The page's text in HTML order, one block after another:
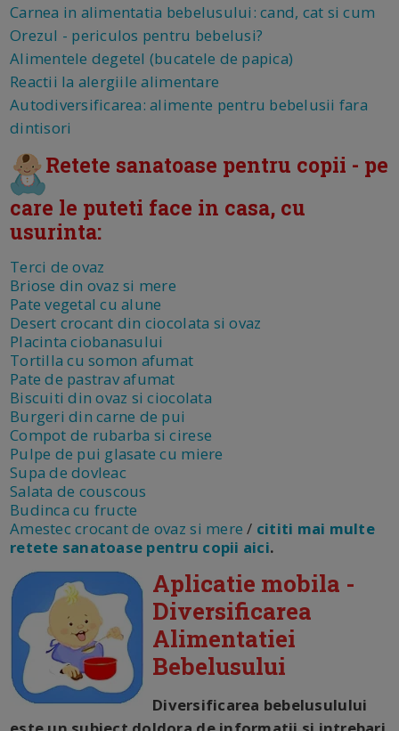
Carnea in alimentatia bebelusului: cand, cat si cum
Orezul - periculos pentru bebelusi?
Alimentele degetel (bucatele de papica)
Reactii la alergiile alimentare
Autodiversificarea: alimente pentru bebelusii fara
dintisori
Retete sanatoase pentru copii - pe
care le puteti face in casa, cu
usurinta:
Terci de ovaz
Briose din ovaz si mere
Pate vegetal cu alune
Desert crocant din ciocolata si ovaz
Placinta ciobanasului
Tortilla cu somon afumat
Pate de pastrav afumat
Biscuiti din ovaz si ciocolata
Burgeri din carne de pui
Compot de rubarba si cirese
Pulpe de pui glasate cu miere
Supa de dovleac
Salata de couscous
Budinca cu fructe
Amestec crocant de ovaz si mere / cititi mai multe
retete sanatoase pentru copii aici.
Aplicatie mobila -
Diversificarea
Alimentatiei
Bebelusului
Diversificarea bebelusulului